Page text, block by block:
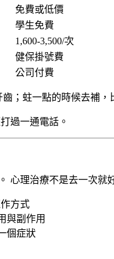
免費或低價
學生免費
1,600-3,500/次
健保掛號費
公司付費
；蛀一點的時候去補，
過一通電話。
心理治療不是去一次就
方式
與副作用
個症狀